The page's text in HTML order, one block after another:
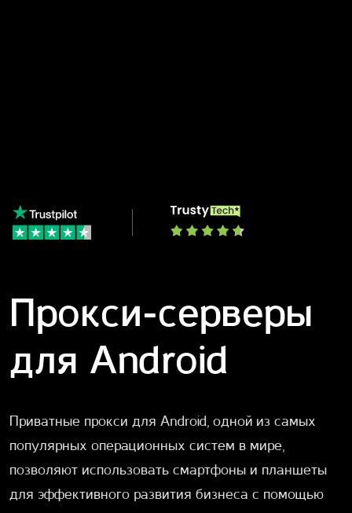
Прокси-серверы
для Android
Приватные прокси для Android, одной из самых
популярных операционных систем в мире,
позволяют использовать смартфоны и планшеты
для эффективного развития бизнеса с помощью